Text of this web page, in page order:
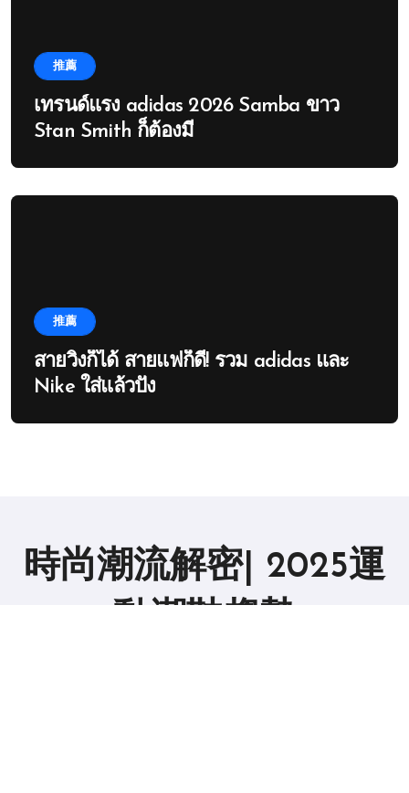
推薦
เทรนด์แรง adidas 2026 Samba ขาว
Stan Smith ก็ต้องมี
推薦
สายวิ่งก็ได้ สายแฟก็ดี! รวม adidas และ
Nike ใส่แล้วปัง
時尚潮流解密| 2025運